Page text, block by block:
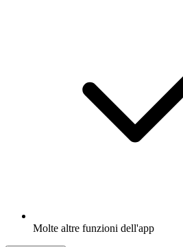
Molte altre funzioni dell'app